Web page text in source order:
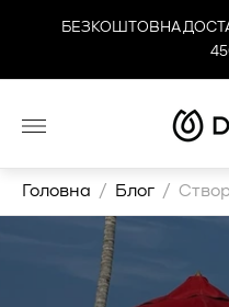
БЕЗКОШТОВНА
Головна / Блог /